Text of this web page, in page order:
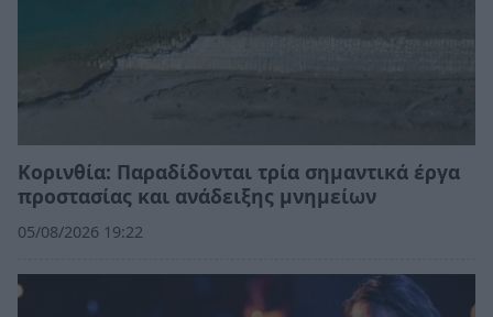
Κορινθία: Παραδίδονται τρία σημαντικά έργα
προστασίας και ανάδειξης μνημείων
05/08/2026 19:22